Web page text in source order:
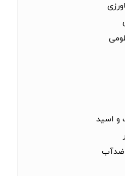
و اسید
ضدآب